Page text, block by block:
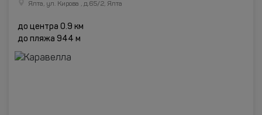
Ялта, ул. Кирова , д.65/2, Ялта
до центра 0.9 км
до пляжа 944 м